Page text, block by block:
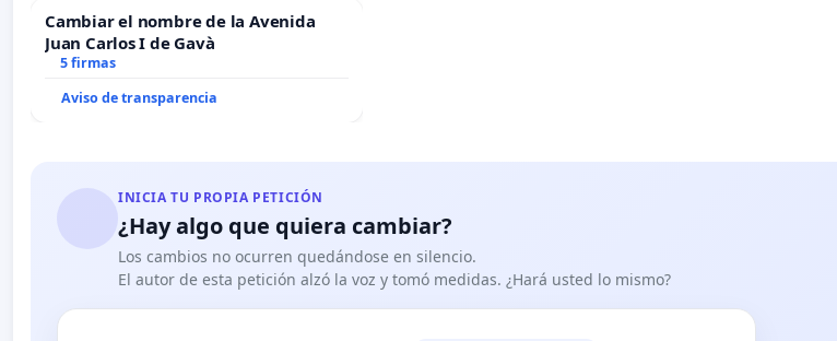
Cambiar el nombre de la Avenida
Juan Carlos I de Gavà
5 firmas
Aviso de transparencia
INICIA TU PROPIA PETICIÓN
¿Hay algo que quiera cambiar?
Los cambios no ocurren quedándose en silencio.
El autor de esta petición alzó la voz y tomó medidas. ¿Hará usted lo mismo?